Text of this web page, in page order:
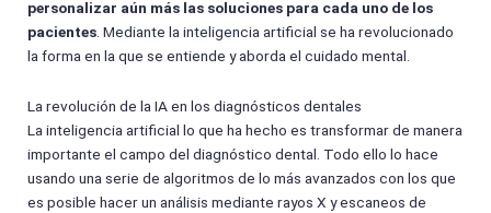
personalizar aún más las soluciones para cada uno de los
pacientes. Mediante la inteligencia artificial se ha revolucionado
la forma en la que se entiende y aborda el cuidado mental.
La revolución de la IA en los diagnósticos dentales
La inteligencia artificial lo que ha hecho es transformar de manera
importante el campo del diagnóstico dental. Todo ello lo hace
usando una serie de algoritmos de lo más avanzados con los que
es posible hacer un análisis mediante rayos X y escaneos de